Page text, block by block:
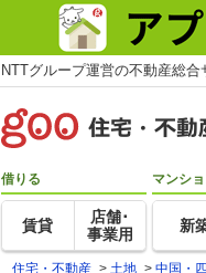
NTTグループ運営の不動産総
借りる
賃貸
店舗･
事業用
マンシ
新
住宅・不動産 > 土地 > 中国・